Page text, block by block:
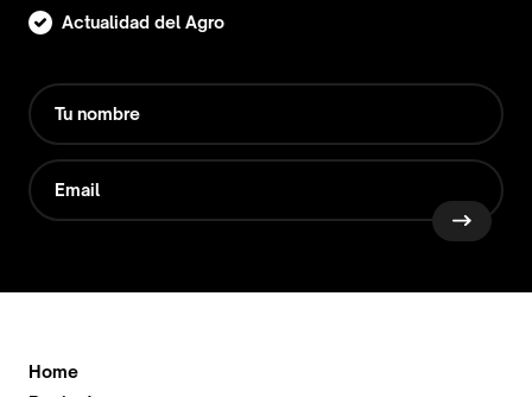
Actualidad del Agro
Home